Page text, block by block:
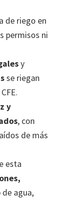
de riego en
permisos ni
y
se riegan
y
, con
de más
esta
de agua,